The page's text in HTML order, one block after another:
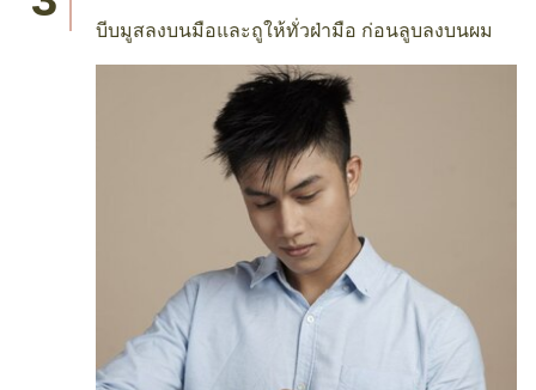
บีบมูสลงบนมือและถูให้ทั่วฝ่ามือ ก่อนลูบลงบนผม